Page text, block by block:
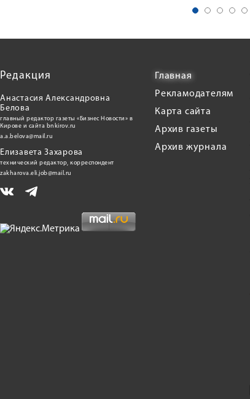
Редакция
Анастасия Александровна
Белова
главный редактор газеты «Бизнес Новости» в
Кирове и сайта bnkirov.ru
a.a.belova@mail.ru
Елизавета Захарова
технический редактор, корреспондент
zakharova.eli.job@mail.ru
Главная
Рекламодателям
Карта сайта
Архив газеты
Архив журнала